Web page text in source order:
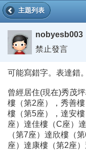
主題列表
nobyesb003
禁止發言
可能寫錯字。表達錯。
曾經居住(現在)秀茂
樓（第2座），秀善
樓（第5座），達安
座）達佳樓（C座）
（第7座）達欣樓（
座）達康樓（第2座